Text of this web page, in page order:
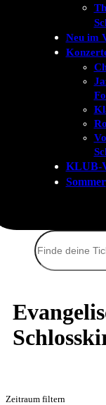
Neu im
KLUB-
Sommer
Suchen
Zeitraum filtern